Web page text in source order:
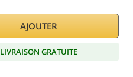
AJOUTER
LIVRAISON GRATUITE